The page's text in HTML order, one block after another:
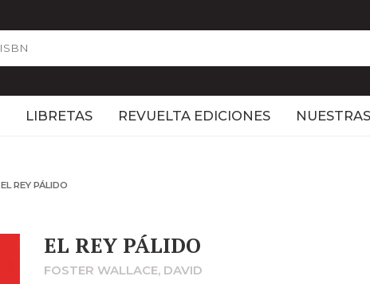
LIBRETAS REVUELTA EDICIONES
EL REY PÁLIDO
EL REY PÁLIDO
FOSTER WALLACE, DAVID